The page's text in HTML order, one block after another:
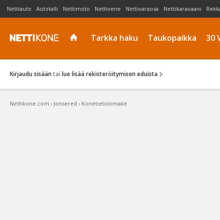
Nettiauto Autotalli Nettimoto Nettivene Nettivaraosa Nettikaravaani
Tarkka haku Taukopaikka 30
Kirjaudu sisään tai lue lisää rekisteröitymisen eduista
Nettikone.com › Jonsered › Konetietolomake